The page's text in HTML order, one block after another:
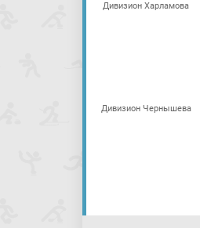
Дивизион Харламова
Дивизион Чернышева